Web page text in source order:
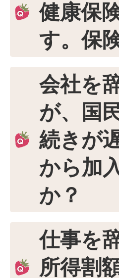
健康保
す。保
会社を
が、国
続きが
から加
か？
仕事を
所得割